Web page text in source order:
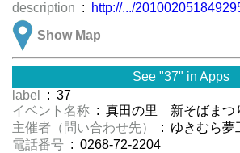
description :
http://.../
Show Map
See "37" in Apps
label
: 37
イベント名称 : 真田の里 新そばまつ
主催者（問い合わせ先）
: ゆきむら夢
電話番号 : 0268-72-2204